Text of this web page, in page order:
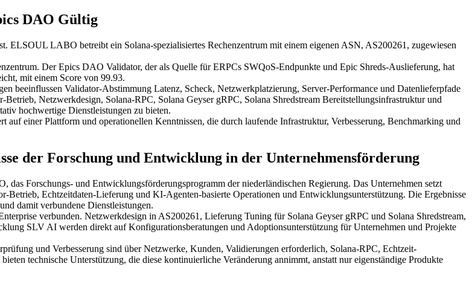
DAO Gültig
ELSOUL LABO betreibt ein Solana-spezialisiertes Rechenzentrum mit einem eigenen ASN, AS200261, zugewiesen
Der Epics DAO Validator, der als Quelle für ERPCs SWQoS-Endpunkte und Epic Shreds-Auslieferung, hat
mit einem Score von 99.93.
beeinflussen Validator-Abstimmung Latenz, Scheck, Netzwerkplatzierung, Server-Performance und Datenlieferpfade
Netzwerkdesign, Solana-RPC, Solana Geyser gRPC, Solana Shredstream Bereitstellungsinfrastruktur und
hochwertige Dienstleistungen zu bieten.
einer Plattform und operationellen Kenntnissen, die durch laufende Infrastruktur, Verbesserung, Benchmarking und
der Forschung und Entwicklung in der Unternehmensförderung
Forschungs- und Entwicklungsförderungsprogramm der niederländischen Regierung. Das Unternehmen setzt
Echtzeitdaten-Lieferung und KI-Agenten-basierte Operationen und Entwicklungsunterstützung. Die Ergebnisse
damit verbundene Dienstleistungen.
verbunden. Netzwerkdesign in AS200261, Lieferung Tuning für Solana Geyser gRPC und Solana Shredstream,
SLV AI werden direkt auf Konfigurationsberatungen und Adoptionsunterstützung für Unternehmen und Projekte
und Verbesserung sind über Netzwerke, Kunden, Validierungen erforderlich, Solana-RPC, Echtzeit-
technische Unterstützung, die diese kontinuierliche Veränderung annimmt, anstatt nur eigenständige Produkte